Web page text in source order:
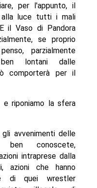
per l'appunto, il
alla luce tutti i mali
il Vaso di Pandora
se proprio
parzialmente
lontani dalle
comporterà per il
e riponiamo la sfera
avvenimenti delle
conoscete,
intraprese dalla
azioni che hanno
di quei wrestler